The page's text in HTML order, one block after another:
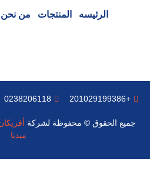
الرئيسه المنتجات من نحن
جميع الحقوق © محفوظة لشركة
ميديا
+201029199386
0238206118